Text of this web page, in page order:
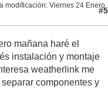
modificación: Viernes 24 Enero
#5
mañana haré el
instalación y montaje
weatherlink me
componentes y